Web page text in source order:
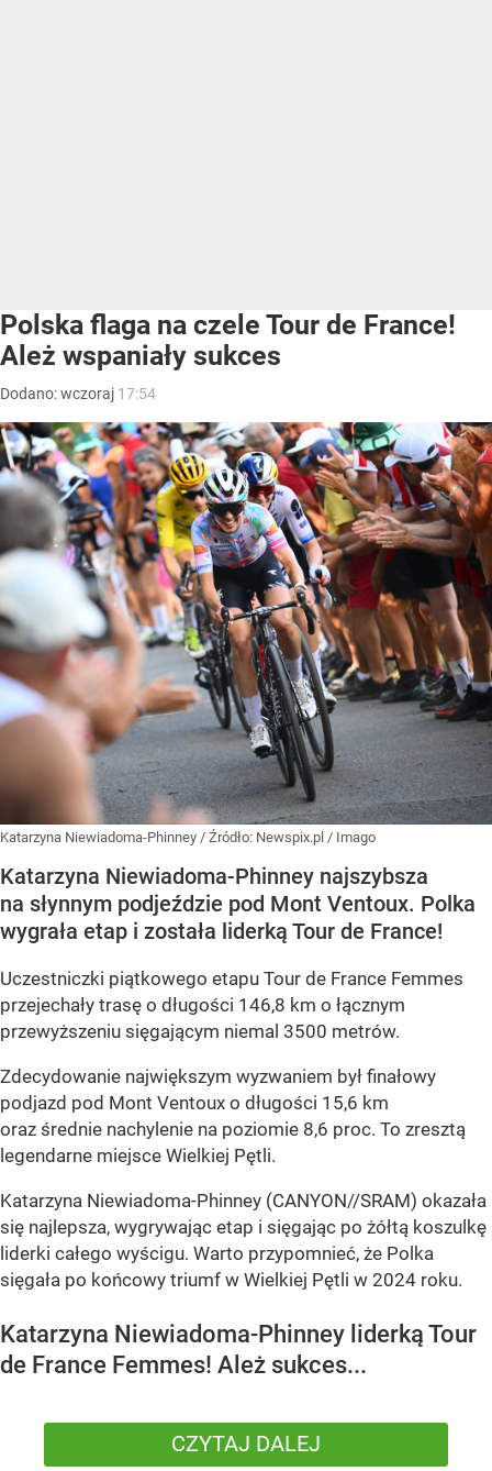
Polska flaga na czele Tour de France!
Ależ wspaniały sukces
Dodano:wczoraj 17:54
Katarzyna Niewiadoma-Phinney / Źródło: Newspix.pl / Imago
Katarzyna Niewiadoma-Phinney najszybsza
na słynnym podjeździe pod Mont Ventoux. Polka
wygrała etap i została liderką Tour de France!
Uczestniczki piątkowego etapu Tour de France Femmes
przejechały trasę o długości 146,8 km o łącznym
przewyższeniu sięgającym niemal 3500 metrów.
Zdecydowanie największym wyzwaniem był finałowy
podjazd pod Mont Ventoux o długości 15,6 km
oraz średnie nachylenie na poziomie 8,6 proc. To zresztą
legendarne miejsce Wielkiej Pętli.
Katarzyna Niewiadoma-Phinney (CANYON//SRAM) okazała
się najlepsza, wygrywając etap i sięgając po żółtą koszulkę
liderki całego wyścigu. Warto przypomnieć, że Polka
sięgała po końcowy triumf w Wielkiej Pętli w 2024 roku.
Katarzyna Niewiadoma-Phinney liderką Tour
de France Femmes! Ależ sukces...
CZYTAJ DALEJ